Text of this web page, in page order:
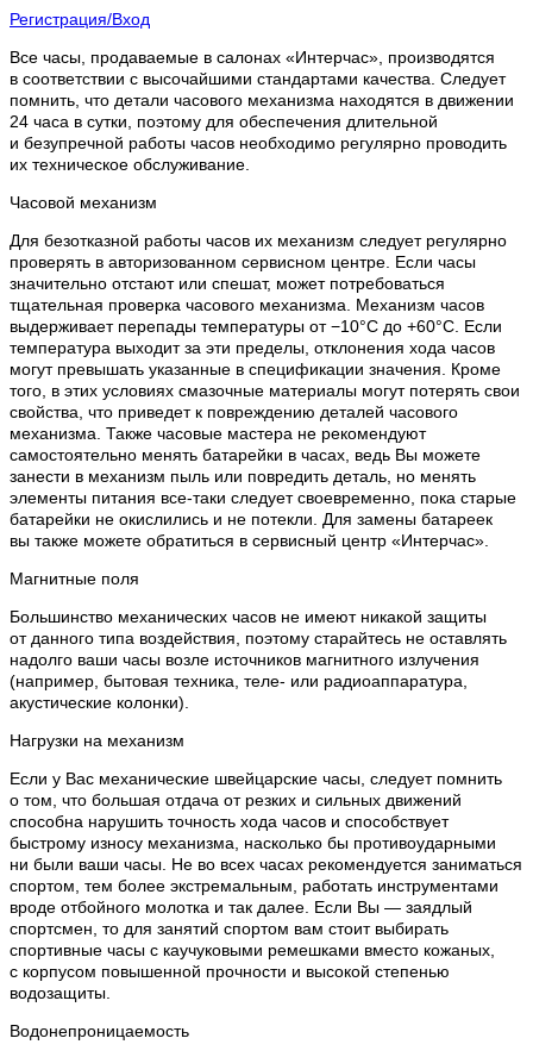
Регистрация/Вход
Все часы, продаваемые в салонах «Интерчас», производятся
в соответствии с высочайшими стандартами качества. Следует
помнить, что детали часового механизма находятся в движении
24 часа в сутки, поэтому для обеспечения длительной
и безупречной работы часов необходимо регулярно проводить
их техническое обслуживание.
Часовой механизм
Для безотказной работы часов их механизм следует регулярно
проверять в авторизованном сервисном центре. Если часы
значительно отстают или спешат, может потребоваться
тщательная проверка часового механизма. Механизм часов
выдерживает перепады температуры от −10°C до +60°C. Если
температура выходит за эти пределы, отклонения хода часов
могут превышать указанные в спецификации значения. Кроме
того, в этих условиях смазочные материалы могут потерять свои
свойства, что приведет к повреждению деталей часового
механизма. Также часовые мастера не рекомендуют
самостоятельно менять батарейки в часах, ведь Вы можете
занести в механизм пыль или повредить деталь, но менять
элементы питания все-таки следует своевременно, пока старые
батарейки не окислились и не потекли. Для замены батареек
вы также можете обратиться в сервисный центр «Интерчас».
Магнитные поля
Большинство механических часов не имеют никакой защиты
от данного типа воздействия, поэтому старайтесь не оставлять
надолго ваши часы возле источников магнитного излучения
(например, бытовая техника, теле- или радиоаппаратура,
акустические колонки).
Нагрузки на механизм
Если у Вас механические швейцарские часы, следует помнить
о том, что большая отдача от резких и сильных движений
способна нарушить точность хода часов и способствует
быстрому износу механизма, насколько бы противоударными
ни были ваши часы. Не во всех часах рекомендуется заниматься
спортом, тем более экстремальным, работать инструментами
вроде отбойного молотка и так далее. Если Вы — заядлый
спортсмен, то для занятий спортом вам стоит выбирать
спортивные часы с каучуковыми ремешками вместо кожаных,
с корпусом повышенной прочности и высокой степенью
водозащиты.
Водонепроницаемость